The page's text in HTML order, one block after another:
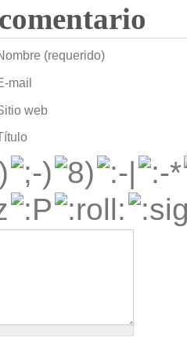
(requerido)
mail
web